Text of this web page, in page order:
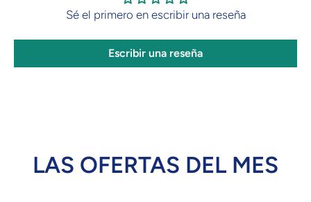
Sé el primero en escribir una reseña
Escribir una reseña
LAS OFERTAS DEL MES